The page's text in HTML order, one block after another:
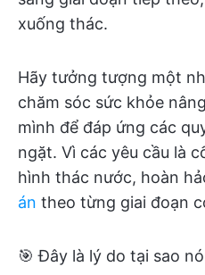
xuống thác.
Hãy tưởng tượng một
chăm sóc sức khỏe
mình để đáp ứng các
ngặt. Vì các yêu cầu là
hình thác nước, hoàn
án theo từng giai đoạn
🎯 Đây là lý do tại sao